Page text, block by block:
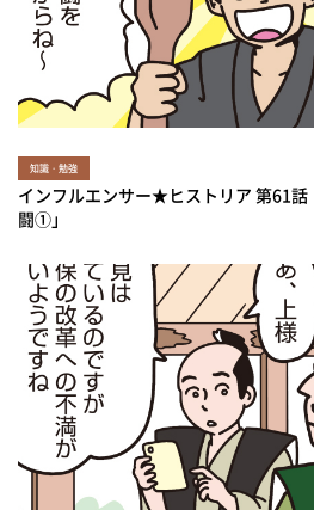
知識・勉強
インフルエンサー★ヒストリア 第61話
闘①」